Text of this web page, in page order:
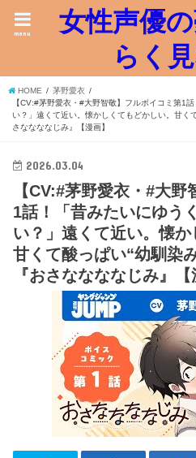
女性声優
らく
menu
HOME
茅野愛衣
【CV:#茅野愛衣・#大野智敬】フルボイコミ第1
い？」遠くて近い。懐かしくてもどかしい。甘く
さななななじみ』【漫画】
2026.03.04
【CV:#茅野愛衣・#大
1話！「昔みたいにゆう
い？」遠くて近い。懐か
甘くて酸っぱい“幼馴染
『おさななななじみ』【